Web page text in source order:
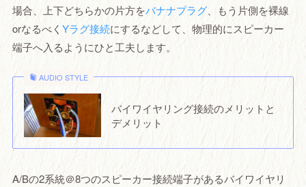
場合、上下どちらかの片方をバナナプラグ、もう片側を裸線
orなるべく Yラグ接続にするなどして、物理的にスピーカー
端子へ入るようにひと工夫します。
AUDIO STYLE
バイワイヤリング接続のメリットと
デメリット
A/Bの2系統＠8つのスピーカー接続端子があるバイワイヤリ